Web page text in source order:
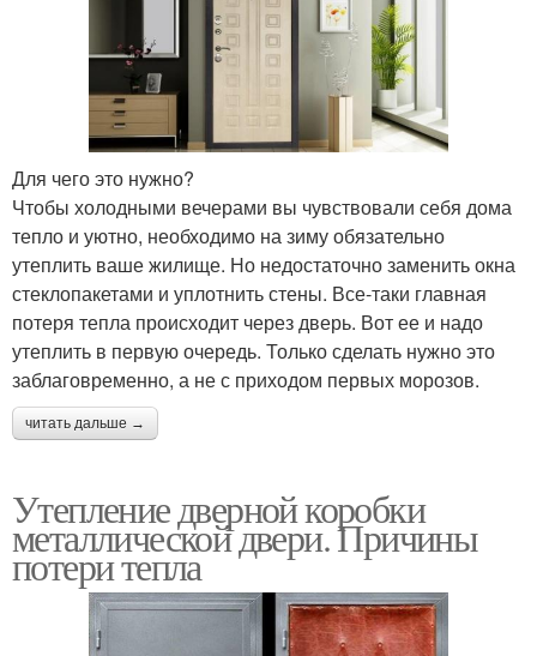
Для чего это нужно?
Чтобы холодными вечерами вы чувствовали себя дома
тепло и уютно, необходимо на зиму обязательно
утеплить ваше жилище. Но недостаточно заменить окна
стеклопакетами и уплотнить стены. Все-таки главная
потеря тепла происходит через дверь. Вот ее и надо
утеплить в первую очередь. Только сделать нужно это
заблаговременно, а не с приходом первых морозов.
читать дальше →
Утепление дверной коробки
металлической двери. Причины
потери тепла